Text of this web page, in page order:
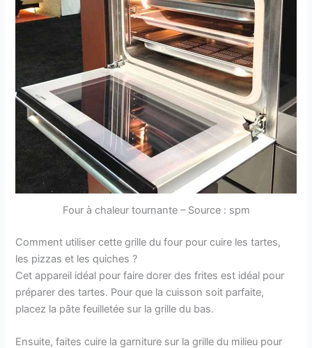
Four à chaleur tournante – Source : spm
Comment utiliser cette grille du four pour cuire les tartes,
les pizzas et les quiches ?
Cet appareil idéal pour faire dorer des frites est idéal pour
préparer des tartes. Pour que la cuisson soit parfaite,
placez la pâte feuilletée sur la grille du bas.
Ensuite, faites cuire la garniture sur la grille du milieu pour